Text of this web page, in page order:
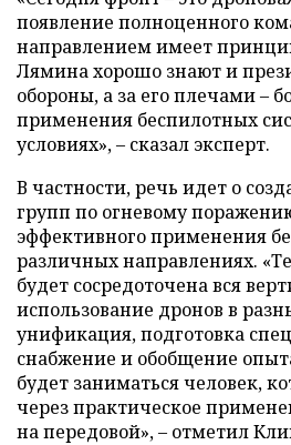
появление полноценного
направлением имеет
Лямина хорошо знают и
обороны, а за его плечами –
применения беспилотных
условиях», – сказал эксперт.
В частности, речь идет о
групп по огневому
эффективного применения
различных направлениях.
будет сосредоточена вся
использование дронов в
унификация, подготовка
снабжение и обобщение
будет заниматься человек,
через практическое
на передовой», – отметил